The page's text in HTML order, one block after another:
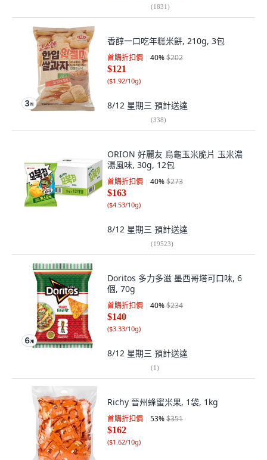
(1831)
香醇一口吃年糕米餅, 210g, 3包
首購折扣價 40%$202
$121
($1.92/10g)
8/12 星期三 預計送達
(338)
ORION 好麗友 烏龜玉米脆片 玉米濃
湯風味, 30g, 12包
首購折扣價 40%$273
$163
($4.53/10g)
8/12 星期三 預計送達
(19523)
Doritos 多力多滋 墨西哥塔可口味, 6
個, 70g
首購折扣價 40%$234
$140
($3.33/10g)
8/12 星期三 預計送達
(1)
Richy 晉州蜂蜜米果, 1袋, 1kg
首購折扣價 53%$351
$162
($1.62/10g)